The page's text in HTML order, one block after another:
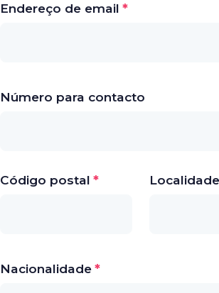
Endereço de email
Número para contacto
Código postal Localidade
Nacionalidade